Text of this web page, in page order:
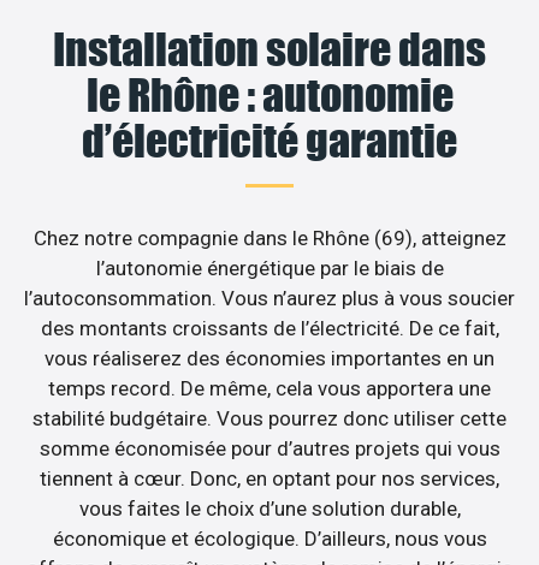
Installation solaire dans
le Rhône : autonomie
d’électricité garantie
Chez notre compagnie dans le Rhône (69), atteignez
l’autonomie énergétique par le biais de
l’autoconsommation. Vous n’aurez plus à vous soucier
des montants croissants de l’électricité. De ce fait,
vous réaliserez des économies importantes en un
temps record. De même, cela vous apportera une
stabilité budgétaire. Vous pourrez donc utiliser cette
somme économisée pour d’autres projets qui vous
tiennent à cœur. Donc, en optant pour nos services,
vous faites le choix d’une solution durable,
économique et écologique. D’ailleurs, nous vous